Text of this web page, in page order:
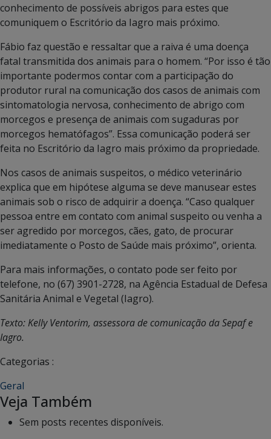
conhecimento de possíveis abrigos para estes que
comuniquem o Escritório da Iagro mais próximo.
Fábio faz questão e ressaltar que a raiva é uma doença
fatal transmitida dos animais para o homem. “Por isso é tão
importante podermos contar com a participação do
produtor rural na comunicação dos casos de animais com
sintomatologia nervosa, conhecimento de abrigo com
morcegos e presença de animais com sugaduras por
morcegos hematófagos”. Essa comunicação poderá ser
feita no Escritório da Iagro mais próximo da propriedade.
Nos casos de animais suspeitos, o médico veterinário
explica que em hipótese alguma se deve manusear estes
animais sob o risco de adquirir a doença. “Caso qualquer
pessoa entre em contato com animal suspeito ou venha a
ser agredido por morcegos, cães, gato, de procurar
imediatamente o Posto de Saúde mais próximo”, orienta.
Para mais informações, o contato pode ser feito por
telefone, no (67) 3901-2728, na Agência Estadual de Defesa
Sanitária Animal e Vegetal (Iagro).
Texto: Kelly Ventorim, assessora de comunicação da Sepaf e
Iagro.
Categorias :
Geral
Veja Também
Sem posts recentes disponíveis.